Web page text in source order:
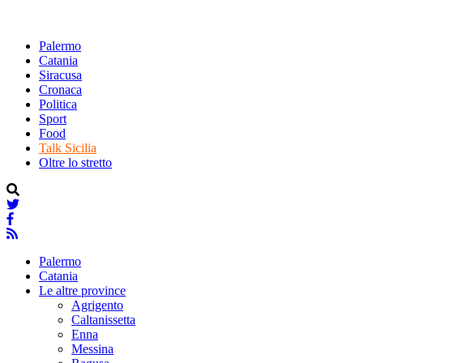
Palermo
Catania
Siracusa
Cronaca
Politica
Sport
Food
Talk Sicilia
Oltre lo stretto
Palermo
Catania
Le altre province
Agrigento
Caltanissetta
Enna
Messina